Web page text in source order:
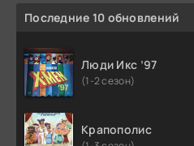
Последние 10 обновлений
Люди Икс ’97
(1-2 сезон)
Крапополис